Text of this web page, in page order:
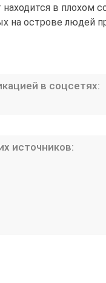
в плохом
на острове людей
в соцсетях:
источников: